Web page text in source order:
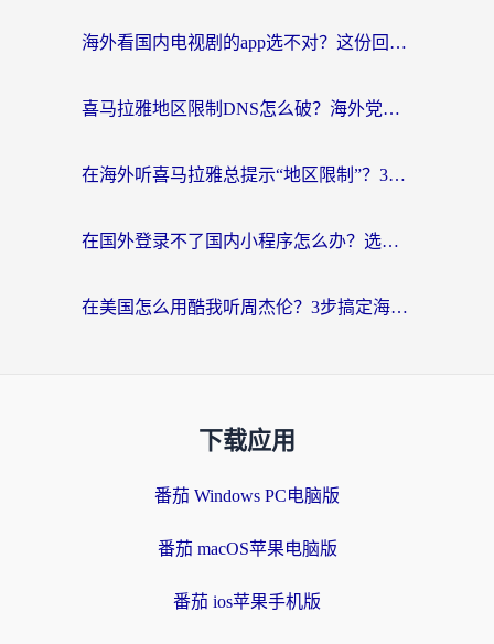
海外看国内电视剧的app选不对？这份回国加速器避坑指南帮你流畅追剧
喜马拉雅地区限制DNS怎么破？海外党听国内音乐听书的终极解决方案
在海外听喜马拉雅总提示“地区限制”？3步轻松解除+听国内音乐全攻略
在国外登录不了国内小程序怎么办？选对回国加速器，轻松解锁国内资源
在美国怎么用酷我听周杰伦？3步搞定海外听歌难题
下载应用
番茄 Windows PC电脑版
番茄 macOS苹果电脑版
番茄 ios苹果手机版